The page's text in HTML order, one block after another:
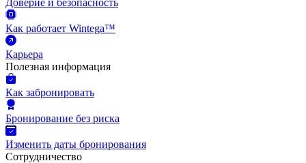
Доверие и безопасность
Как работает Wintega™
Карьера
Полезная информация
Как забронировать
Бронирование без риска
Изменить даты бронирования
Сотрудничество